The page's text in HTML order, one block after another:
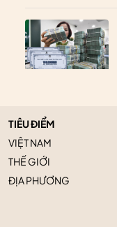
TIÊU ĐIỂM
VIỆT NAM
THẾ GIỚI
ĐỊA PHƯƠNG